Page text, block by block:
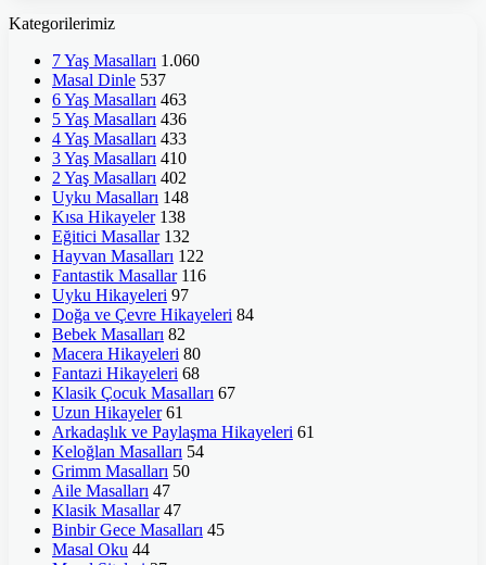
Kategorilerimiz
7 Yaş Masalları 1.060
Masal Dinle 537
6 Yaş Masalları 463
5 Yaş Masalları 436
4 Yaş Masalları 433
3 Yaş Masalları 410
2 Yaş Masalları 402
Uyku Masalları 148
Kısa Hikayeler 138
Eğitici Masallar 132
Hayvan Masalları 122
Fantastik Masallar 116
Uyku Hikayeleri 97
Doğa ve Çevre Hikayeleri 84
Bebek Masalları 82
Macera Hikayeleri 80
Fantazi Hikayeleri 68
Klasik Çocuk Masalları 67
Uzun Hikayeler 61
Arkadaşlık ve Paylaşma Hikayeleri 61
Keloğlan Masalları 54
Grimm Masalları 50
Aile Masalları 47
Klasik Masallar 47
Binbir Gece Masalları 45
Masal Oku 44